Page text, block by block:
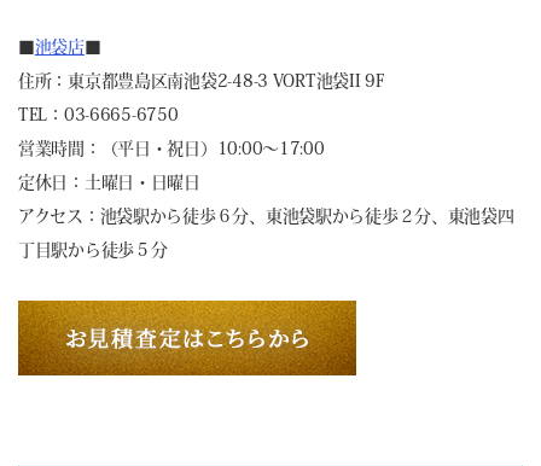
池袋店
住所：東京都豊島区南池袋2-48-3 VORT池袋II 9F
TEL：03-6665-6750
営業時間：（平日・祝日）10:00～17:00
定休日：土曜日・日曜日
アクセス：池袋駅から徒歩６分、東池袋駅から徒歩２分、東池袋四
丁目駅から徒歩５分